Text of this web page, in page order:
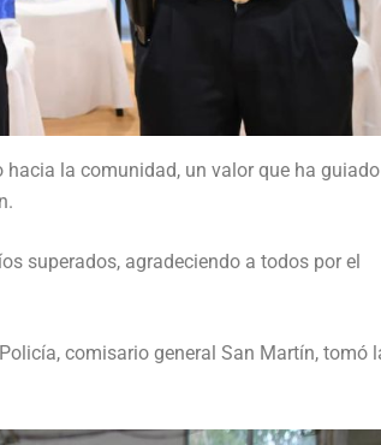
la comunidad, un valor que ha
superados, agradeciendo a todos por el
comisario general San Martín, tomó